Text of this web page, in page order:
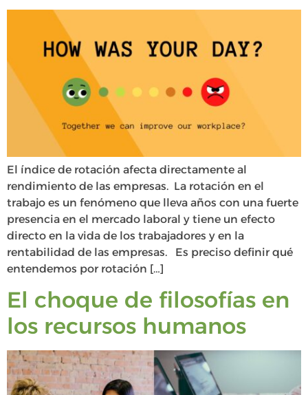
El índice de rotación afecta directamente al
rendimiento de las empresas. La rotación en el
trabajo es un fenómeno que lleva años con una fuerte
presencia en el mercado laboral y tiene un efecto
directo en la vida de los trabajadores y en la
rentabilidad de las empresas. Es preciso definir qué
entendemos por rotación […]
El choque de filosofías en
los recursos humanos